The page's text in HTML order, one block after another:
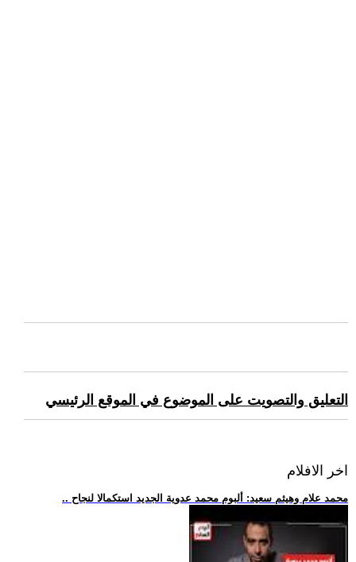
التعليق والتصويت على الموضوع في الموقع الرئيسي
اخر الافلام
.. محمد علام وهيثم سعيد: ألبوم محمد عدوية الجديد استكمالا لنجاح